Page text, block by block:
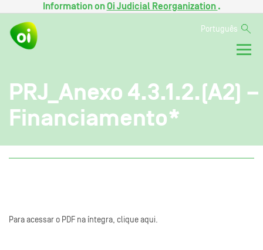
Information onOi Judicial Reorganization .
Português
PRJ_Anexo 4.3.1.2.(A2) –
Financiamento*
Para acessar o PDF na íntegra, clique aqui.